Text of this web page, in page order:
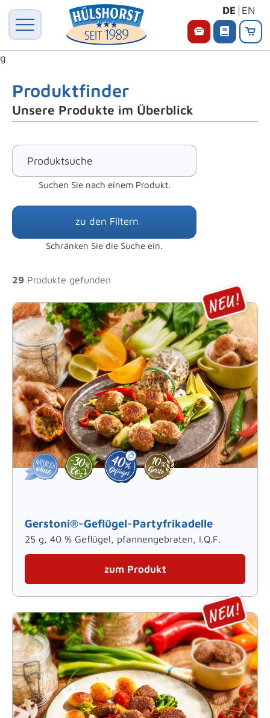
DE EN
g
Produktfinder
Unsere Produkte im Überblick
Suchen Sie nach einem Produkt.
zu den Filtern
Schränken Sie die Suche ein.
29 Produkte gefunden
Gerstoni®-Geflügel-Partyfrikadelle
25 g, 40 % Geflügel, pfannengebraten, I.Q.F.
zum Produkt